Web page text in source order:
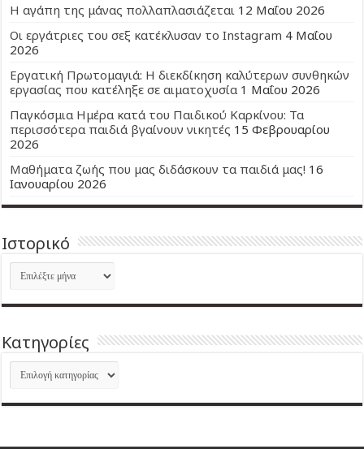
Η αγάπη της μάνας πολλαπλασιάζεται 12 Μαΐου 2026
Οι εργάτριες του σεξ κατέκλυσαν το Instagram 4 Μαΐου
2026
Εργατική Πρωτομαγιά: Η διεκδίκηση καλύτερων συνθηκών
εργασίας που κατέληξε σε αιματοχυσία 1 Μαΐου 2026
Παγκόσμια Ημέρα κατά του Παιδικού Καρκίνου: Τα
περισσότερα παιδιά βγαίνουν νικητές 15 Φεβρουαρίου
2026
Μαθήματα ζωής που μας διδάσκουν τα παιδιά μας! 16
Ιανουαρίου 2026
Ιστορικό
Ιστορικό
Kατηγορίες
Kατηγορίες